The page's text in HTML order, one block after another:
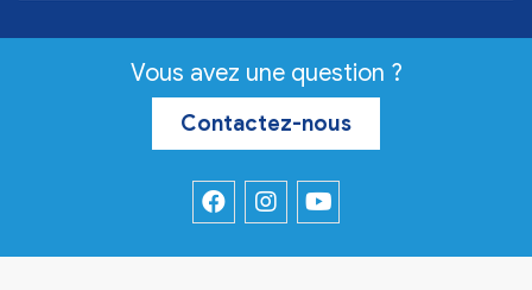
Vous avez une question ?
Contactez-nous